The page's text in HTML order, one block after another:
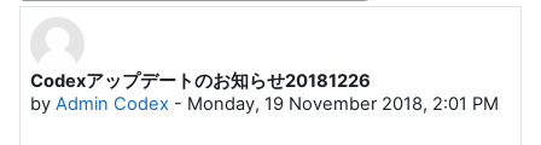
Codexアップデートのお知らせ20181226
by Admin Codex - Monday, 19 November 2018, 2:01 PM
Number of replies: 0